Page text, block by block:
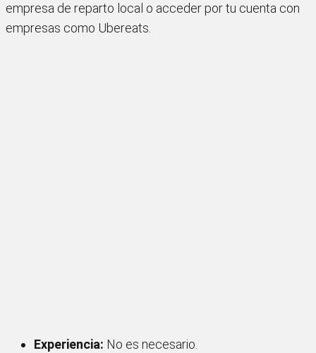
empresa de reparto local o acceder por tu cuenta con
empresas como Ubereats.
Experiencia: No es necesario.